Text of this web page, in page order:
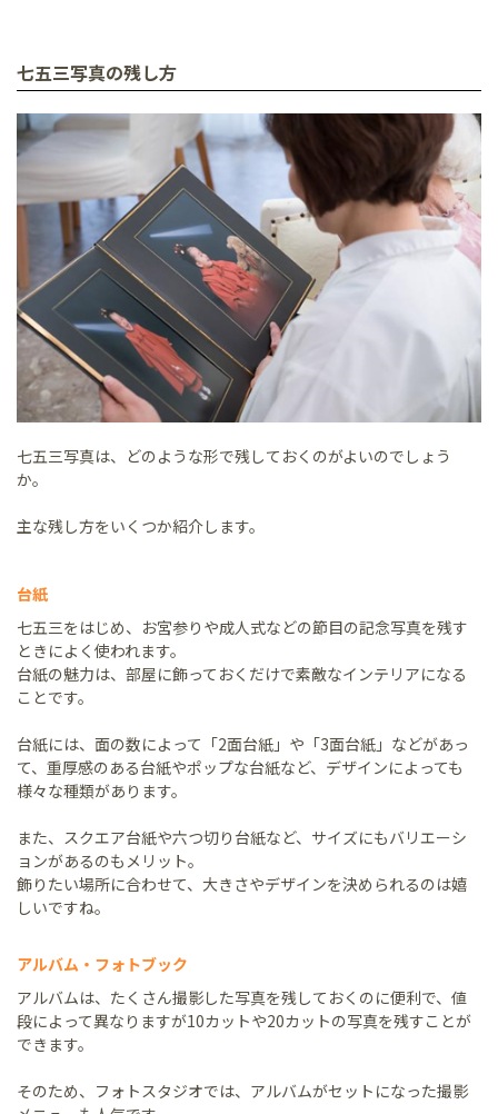
七五三写真の残し方
七五三写真は、どのような形で残しておくのがよいのでしょう
か。
主な残し方をいくつか紹介します。
台紙
七五三をはじめ、お宮参りや成人式などの節目の記念写真を残す
ときによく使われます。
台紙の魅力は、部屋に飾っておくだけで素敵なインテリアになる
ことです。
台紙には、面の数によって「2面台紙」や「3面台紙」などがあっ
て、重厚感のある台紙やポップな台紙など、デザインによっても
様々な種類があります。
また、スクエア台紙や六つ切り台紙など、サイズにもバリエーシ
ョンがあるのもメリット。
飾りたい場所に合わせて、大きさやデザインを決められるのは嬉
しいですね。
アルバム・フォトブック
アルバムは、たくさん撮影した写真を残しておくのに便利で、値
段によって異なりますが10カットや20カットの写真を残すことが
できます。
そのため、フォトスタジオでは、アルバムがセットになった撮影